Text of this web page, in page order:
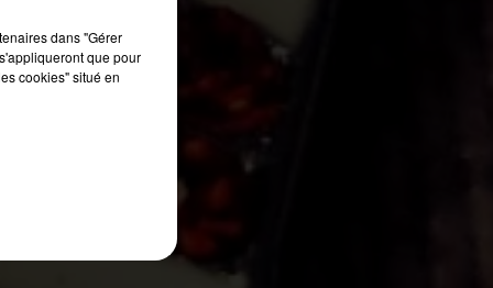
dans "Gérer
que pour
cookies" situé en